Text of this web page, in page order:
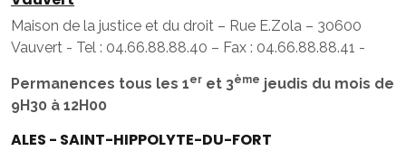
Maison de la justice et du droit – Rue E.Zola – 30600
Vauvert - Tel : 04.66.88.88.40 – Fax : 04.66.88.88.41 -
Permanences tous les 1er et 3ème jeudis du mois de
9H30 à 12H00
ALES - SAINT-HIPPOLYTE-DU-FORT